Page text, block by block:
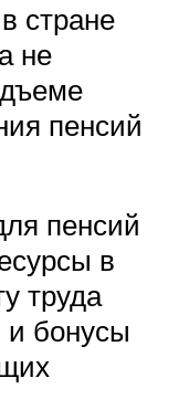
стране
не
пенсий
пенсий
в
труда
и бонусы